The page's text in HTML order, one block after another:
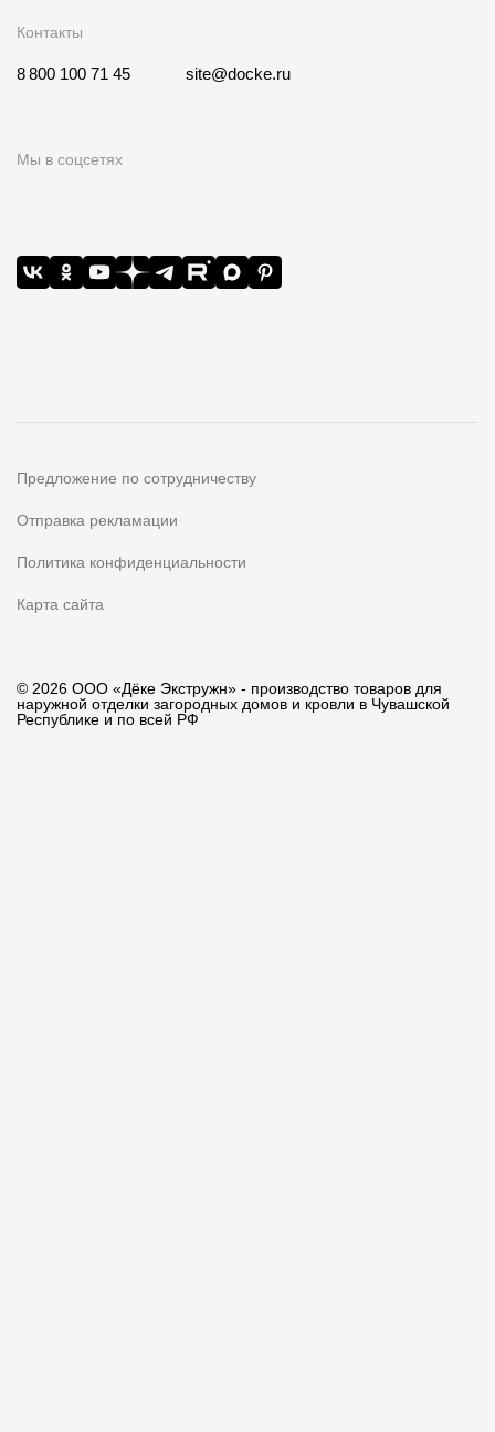
Контакты
8 800 100 71 45 site@docke.ru
Мы в соцсетях
Предложение по сотрудничеству
Отправка рекламации
Политика конфиденциальности
Карта сайта
© 2026 ООО «Дёке Экстружн» - производство товаров для
наружной отделки загородных домов и кровли в Чувашской
Республике и по всей РФ